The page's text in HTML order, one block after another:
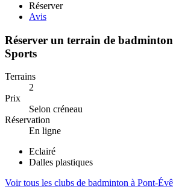
Réserver
Avis
Réserver un terrain de badminton
Sports
Terrains
2
Prix
Selon créneau
Réservation
En ligne
Eclairé
Dalles plastiques
Voir tous les clubs de badminton à Pont-